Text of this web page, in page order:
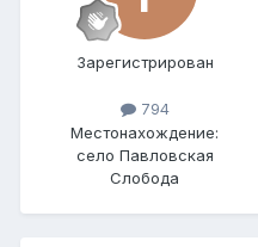
Зарегистрирован
794
Местонахождение:
село Павловская
Слобода